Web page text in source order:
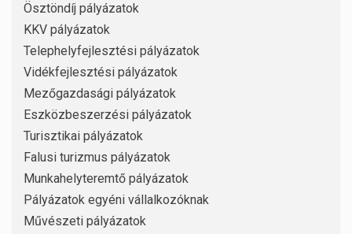
Ösztöndíj pályázatok
KKV pályázatok
Telephelyfejlesztési pályázatok
Vidékfejlesztési pályázatok
Mezőgazdasági pályázatok
Eszközbeszerzési pályázatok
Turisztikai pályázatok
Falusi turizmus pályázatok
Munkahelyteremtő pályázatok
Pályázatok egyéni vállalkozóknak
Művészeti pályázatok